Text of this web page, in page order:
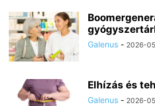
Galenus - 2026-
Elhízás és
Galenus - 2026-